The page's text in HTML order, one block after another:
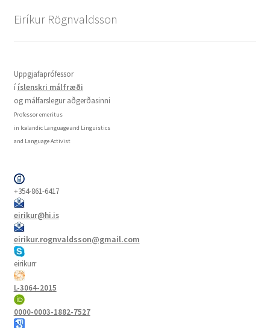
Eiríkur Rögnvaldsson
Uppgjafaprófessor
í íslenskri málfræði
og málfarslegur aðgerðasinni
Professor emeritus
in Icelandic Language and Linguistics
and Language Activist
+354-861-6417
eirikur@hi.is
eirikur.rognvaldsson@gmail.com
eirikurr
L-3064-2015
0000-0003-1882-7527